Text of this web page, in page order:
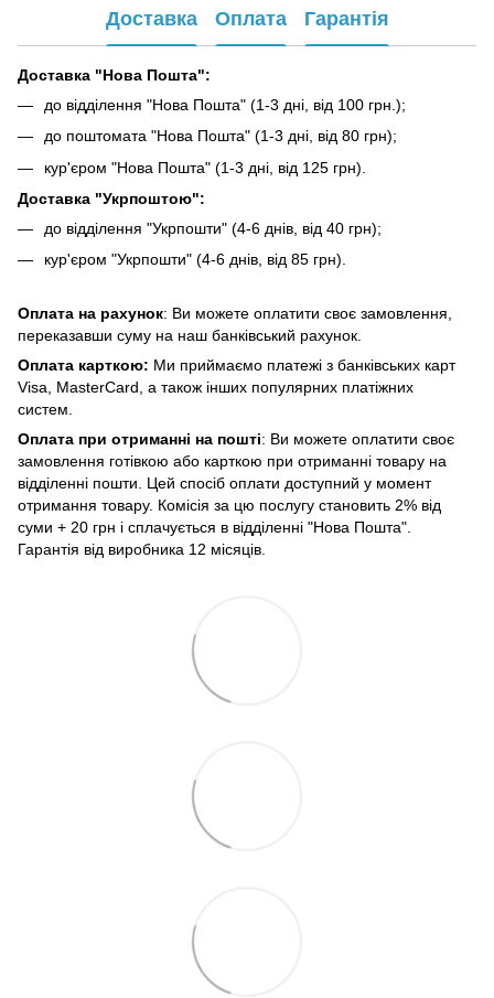
Доставка Оплата Гарантія
Доставка "Нова Пошта":
до відділення "Нова Пошта" (1-3 дні, від 100 грн.);
до поштомата "Нова Пошта" (1-3 дні, від 80 грн);
кур'єром "Нова Пошта" (1-3 дні, від 125 грн).
Доставка "Укрпоштою":
до відділення "Укрпошти" (4-6 днів, від 40 грн);
кур'єром "Укрпошти" (4-6 днів, від 85 грн).
Оплата на рахунок: Ви можете оплатити своє замовлення,
переказавши суму на наш банківський рахунок.
Оплата карткою: Ми приймаємо платежі з банківських карт
Visa, MasterCard, а також інших популярних платіжних
систем.
Оплата при отриманні на пошті: Ви можете оплатити своє
замовлення готівкою або карткою при отриманні товару на
відділенні пошти. Цей спосіб оплати доступний у момент
отримання товару. Комісія за цю послугу становить 2% від
суми + 20 грн і сплачується в відділенні "Нова Пошта".
Гарантія від виробника 12 місяців.